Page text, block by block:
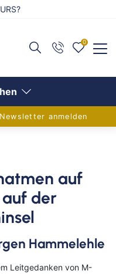
0
anmelden
auf
auf der
Hammelehle
Leitgedanken von M-